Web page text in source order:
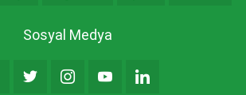
Sosyal Medya